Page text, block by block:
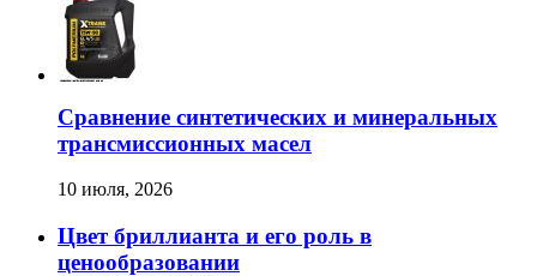
Сравнение синтетических и минеральных
трансмиссионных масел
10 июля, 2026
Цвет бриллианта и его роль в
ценообразовании